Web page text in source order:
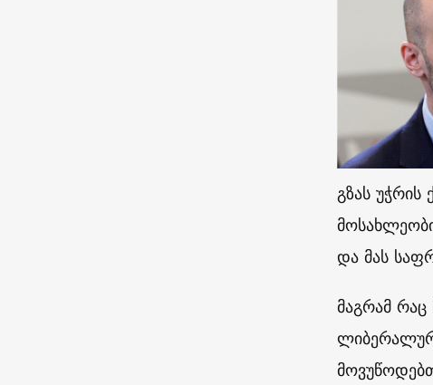
გზას
და მას
მაგრამ